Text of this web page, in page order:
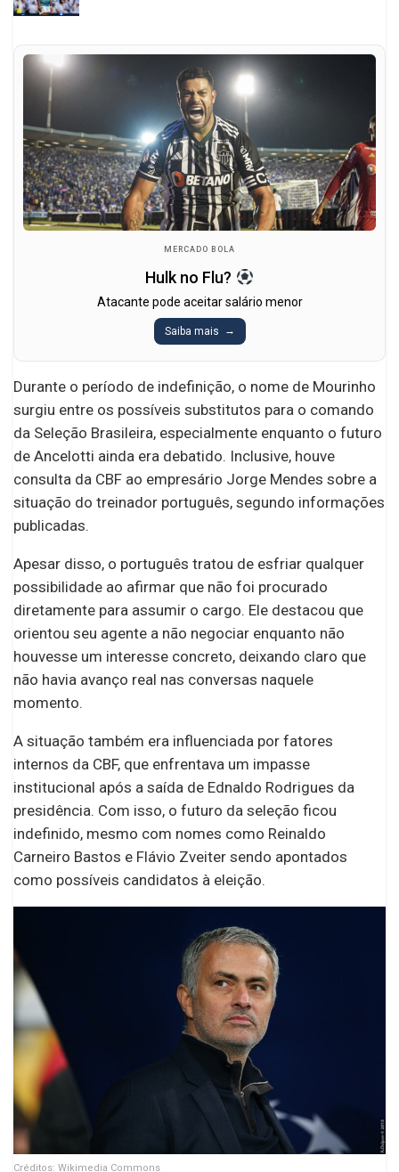
MERCADO BOLA
Hulk no Flu?
Atacante pode aceitar salário menor
Saiba mais
Durante o período de indefinição, o nome de Mourinho
surgiu entre os possíveis substitutos para o comando
da Seleção Brasileira, especialmente enquanto o futuro
de Ancelotti ainda era debatido. Inclusive, houve
consulta da CBF ao empresário Jorge Mendes sobre a
situação do treinador português, segundo informações
publicadas.
Apesar disso, o português tratou de esfriar qualquer
possibilidade ao afirmar que não foi procurado
diretamente para assumir o cargo. Ele destacou que
orientou seu agente a não negociar enquanto não
houvesse um interesse concreto, deixando claro que
não havia avanço real nas conversas naquele
momento.
A situação também era influenciada por fatores
internos da CBF, que enfrentava um impasse
institucional após a saída de Ednaldo Rodrigues da
presidência. Com isso, o futuro da seleção ficou
indefinido, mesmo com nomes como Reinaldo
Carneiro Bastos e Flávio Zveiter sendo apontados
como possíveis candidatos à eleição.
Créditos: Wikimedia Commons